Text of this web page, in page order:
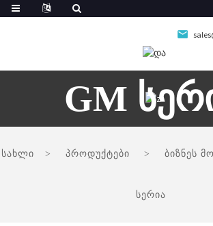
GM
სახლი პროდუქტები ბიზნეს
სერია